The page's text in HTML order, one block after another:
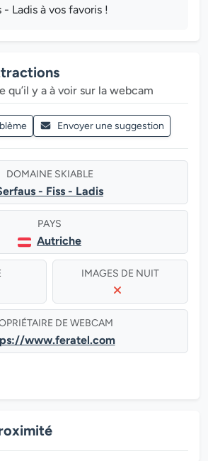
- Ladis à vos favoris !
qu’il y a à voir sur la webcam
Envoyer une suggestion
DOMAINE SKIABLE
- Fiss - Ladis
PAYS
Autriche
IMAGES DE NUIT
DE WEBCAM
www.feratel.com